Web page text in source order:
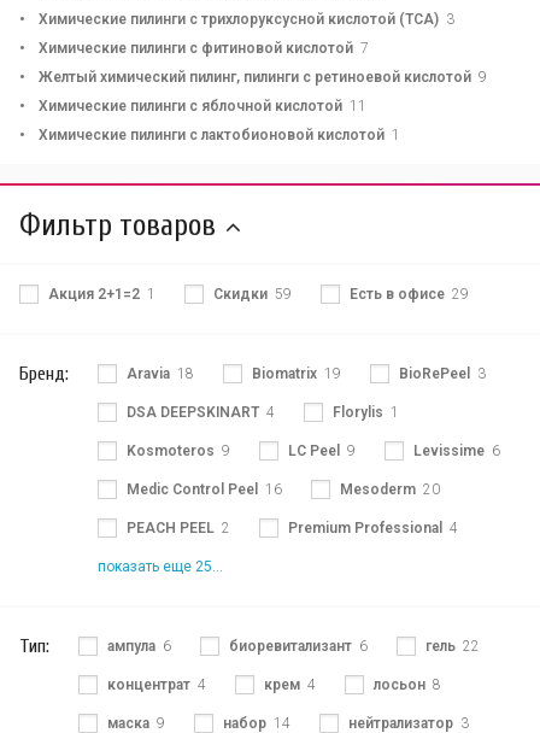
Химические пилинги с трихлоруксусной кислотой (TCA) 3
Химические пилинги с фитиновой кислотой 7
Желтый химический пилинг, пилинги с ретиноевой кислотой 9
Химические пилинги с яблочной кислотой 11
Химические пилинги с лактобионовой кислотой 1
Фильтр товаров
Акция 2+1=2 1 Скидки 59 Есть в офисе 29
Бренд: Aravia 18 Biomatrix 19 BioRePeel 3
DSA DEEPSKINART 4 Florylis 1
Kosmoteros 9 LC Peel 9 Levissime 6
Medic Control Peel 16 Mesoderm 20
PEACH PEEL 2 Premium Professional 4
показать еще 25...
Тип: ампула 6 биоревитализант 6 гель 22
концентрат 4 крем 4 лосьон 8
маска 9 набор 14 нейтрализатор 3